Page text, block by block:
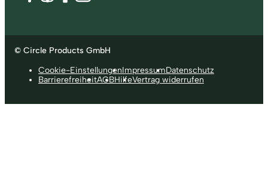
© Circle Products GmbH
Cookie-EinstellungenImpressumDatenschutz
BarrierefreiheitAGBHilfeVertrag widerrufen